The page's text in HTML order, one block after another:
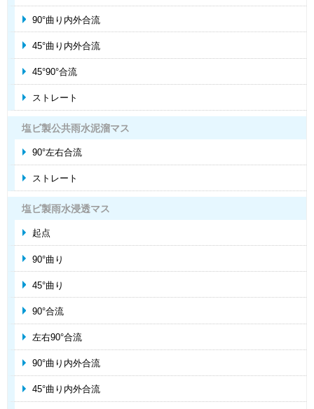
90°曲り内外合流
45°曲り内外合流
45°90°合流
ストレート
塩ビ製公共雨水泥溜マス
90°左右合流
ストレート
塩ビ製雨水浸透マス
起点
90°曲り
45°曲り
90°合流
左右90°合流
90°曲り内外合流
45°曲り内外合流